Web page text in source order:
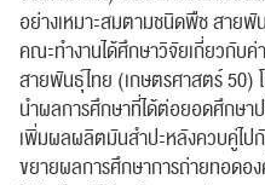
อย่างเหมาะสมตามชนิดพืช สายพั
คณะทำงานได้ศึกษาวิจัยเกี่ยวกับค่
สายพันธุ์ไทย (เกษตรศาสตร์ 50)
นำผลการศึกษาที่ได้ต่อยอดศึกษา
เพิ่มผลผลิตมันสำปะหลังควบคู่ไป
ขยายผลการศึกษาการถ่ายทอดอง